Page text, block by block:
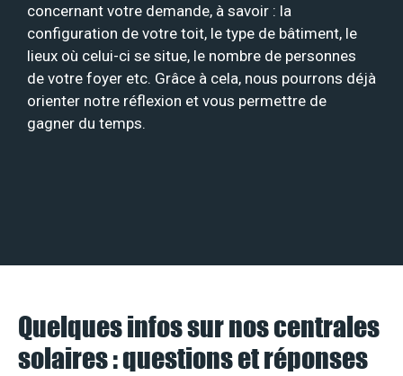
concernant votre demande, à savoir : la
configuration de votre toit, le type de bâtiment, le
lieux où celui-ci se situe, le nombre de personnes
de votre foyer etc. Grâce à cela, nous pourrons déjà
orienter notre réflexion et vous permettre de
gagner du temps.
Quelques infos sur nos centrales
solaires : questions et réponses